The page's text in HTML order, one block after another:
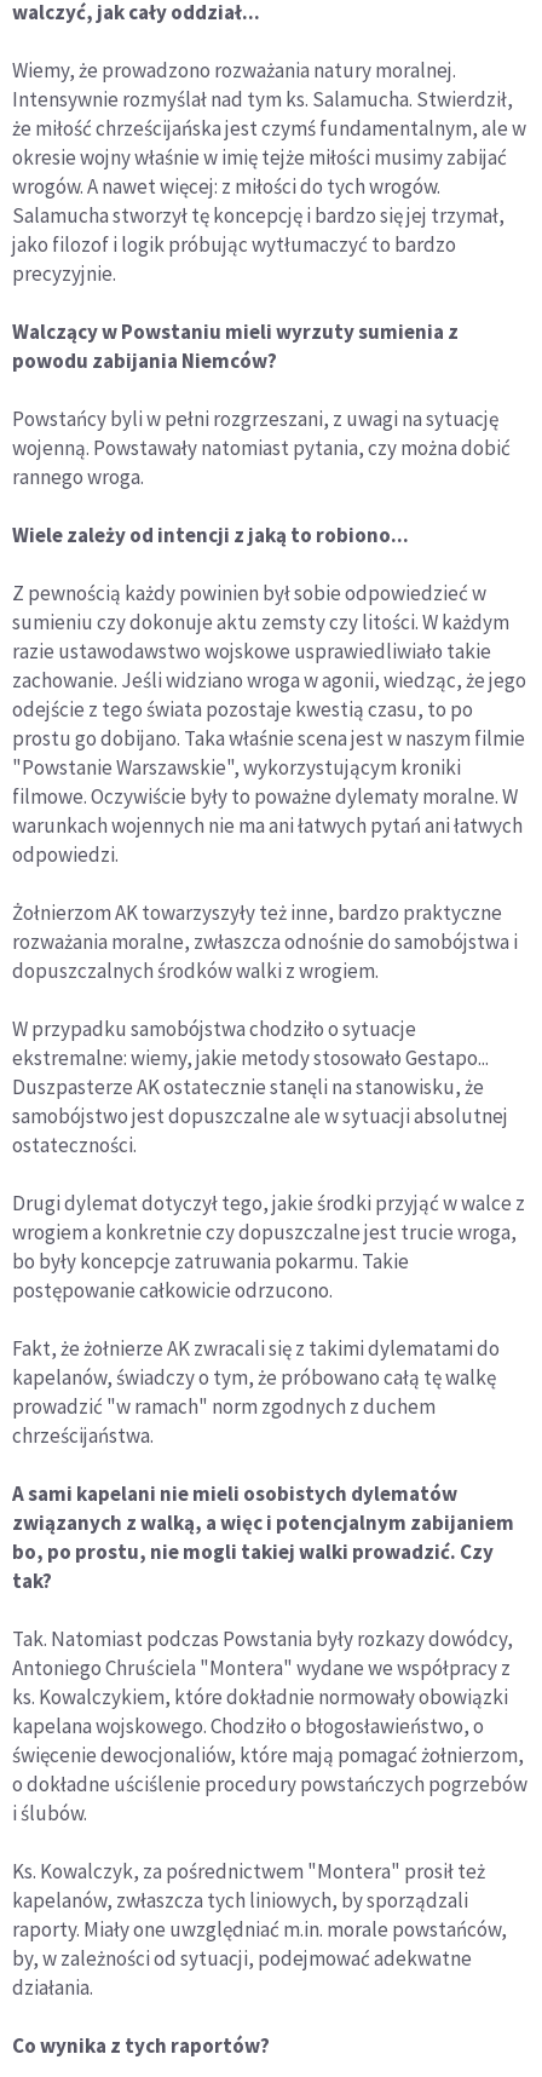
walczyć, jak cały oddział...
Wiemy, że prowadzono rozważania natury moralnej.
Intensywnie rozmyślał nad tym ks. Salamucha. Stwierdził,
że miłość chrześcijańska jest czymś fundamentalnym, ale w
okresie wojny właśnie w imię tejże miłości musimy zabijać
wrogów. A nawet więcej: z miłości do tych wrogów.
Salamucha stworzył tę koncepcję i bardzo się jej trzymał,
jako filozof i logik próbując wytłumaczyć to bardzo
precyzyjnie.
Walczący w Powstaniu mieli wyrzuty sumienia z
powodu zabijania Niemców?
Powstańcy byli w pełni rozgrzeszani, z uwagi na sytuację
wojenną. Powstawały natomiast pytania, czy można dobić
rannego wroga.
Wiele zależy od intencji z jaką to robiono...
Z pewnością każdy powinien był sobie odpowiedzieć w
sumieniu czy dokonuje aktu zemsty czy litości. W każdym
razie ustawodawstwo wojskowe usprawiedliwiało takie
zachowanie. Jeśli widziano wroga w agonii, wiedząc, że jego
odejście z tego świata pozostaje kwestią czasu, to po
prostu go dobijano. Taka właśnie scena jest w naszym filmie
"Powstanie Warszawskie", wykorzystującym kroniki
filmowe. Oczywiście były to poważne dylematy moralne. W
warunkach wojennych nie ma ani łatwych pytań ani łatwych
odpowiedzi.
Żołnierzom AK towarzyszyły też inne, bardzo praktyczne
rozważania moralne, zwłaszcza odnośnie do samobójstwa i
dopuszczalnych środków walki z wrogiem.
W przypadku samobójstwa chodziło o sytuacje
ekstremalne: wiemy, jakie metody stosowało Gestapo...
Duszpasterze AK ostatecznie stanęli na stanowisku, że
samobójstwo jest dopuszczalne ale w sytuacji absolutnej
ostateczności.
Drugi dylemat dotyczył tego, jakie środki przyjąć w walce z
wrogiem a konkretnie czy dopuszczalne jest trucie wroga,
bo były koncepcje zatruwania pokarmu. Takie
postępowanie całkowicie odrzucono.
Fakt, że żołnierze AK zwracali się z takimi dylematami do
kapelanów, świadczy o tym, że próbowano całą tę walkę
prowadzić "w ramach" norm zgodnych z duchem
chrześcijaństwa.
A sami kapelani nie mieli osobistych dylematów
związanych z walką, a więc i potencjalnym zabijaniem
bo, po prostu, nie mogli takiej walki prowadzić. Czy
tak?
Tak. Natomiast podczas Powstania były rozkazy dowódcy,
Antoniego Chruściela "Montera" wydane we współpracy z
ks. Kowalczykiem, które dokładnie normowały obowiązki
kapelana wojskowego. Chodziło o błogosławieństwo, o
święcenie dewocjonaliów, które mają pomagać żołnierzom,
o dokładne uściślenie procedury powstańczych pogrzebów
i ślubów.
Ks. Kowalczyk, za pośrednictwem "Montera" prosił też
kapelanów, zwłaszcza tych liniowych, by sporządzali
raporty. Miały one uwzględniać m.in. morale powstańców,
by, w zależności od sytuacji, podejmować adekwatne
działania.
Co wynika z tych raportów?